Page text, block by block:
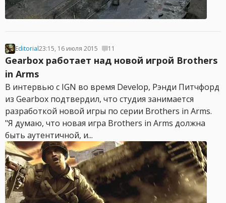
Editorial23:15, 16 июля 2015 11
Gearbox работает над новой игрой Brothers
in Arms
В интервью с IGN во время Develop, Рэнди Питчфорд
из Gearbox подтвердил, что студия занимается
разработкой новой игры по серии Brothers in Arms.
"Я думаю, что новая игра Brothers in Arms должна
быть аутентичной, и...